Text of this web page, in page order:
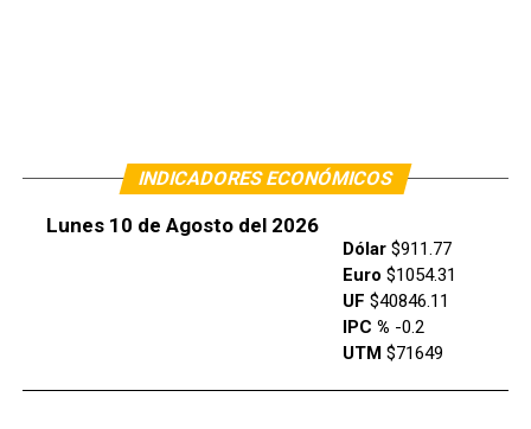
INDICADORES ECONÓMICOS
Lunes 10 de Agosto del 2026
Dólar$911.77
Euro $1054.31
UF $40846.11
IPC % -0.2
UTM$71649